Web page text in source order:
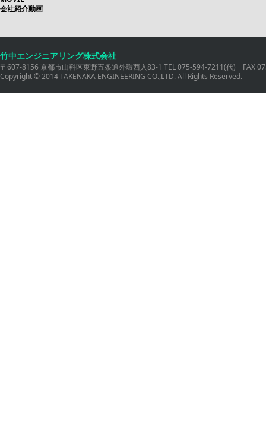
会社紹介動画
竹中エンジニアリング株式会社
〒607-8156 京都市山科区東野五条通外環西入83-1 TEL 075-594-7211(代) FAX
Copyright © 2014 TAKENAKA ENGINEERING CO.,LTD. All Rights Reserved.